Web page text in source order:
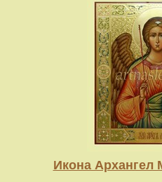
Икона Архангел